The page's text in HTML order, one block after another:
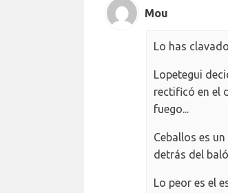
Mou
Lo has
Lopetegui
rectificó en el
fuego...
Ceballos es
detrás del
Lo peor es el